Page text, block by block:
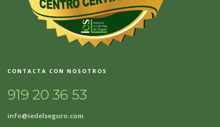
CONTACTA CON NOSOTROS
919 20 36 53
info@iedelseguro.com